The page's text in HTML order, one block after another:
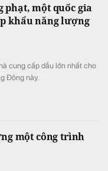
phạt, một quốc gia
khẩu năng lượng
cung cấp dầu lớn nhất cho
Đông này.
một công trình